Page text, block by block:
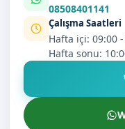
08508401141
Çalışma Saatleri
Hafta içi: 09:00
Hafta sonu: